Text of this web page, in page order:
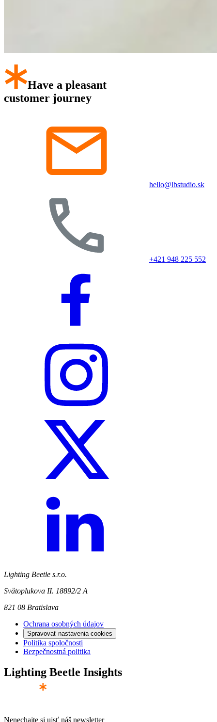
Have a pleasant
customer journey
hello@lbstudio.sk
+421 948 225 552
Lighting Beetle s.r.o.
Svätoplukova II. 18892/2 A
821 08 Bratislava
Ochrana osobných údajov
Spravovať nastavenia cookies
Politika spoločnosti
Bezpečnostná politika
Lighting Beetle Insights
Nenechajte si ujsť náš newsletter